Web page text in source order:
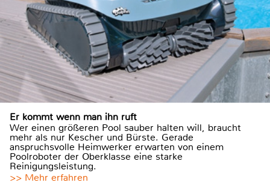
Er kommt wenn man ihn ruft
Wer einen größeren Pool sauber halten will, braucht
mehr als nur Kescher und Bürste. Gerade
anspruchsvolle Heimwerker erwarten von einem
Poolroboter der Oberklasse eine starke
Reinigungsleistung.
>> Mehr erfahren